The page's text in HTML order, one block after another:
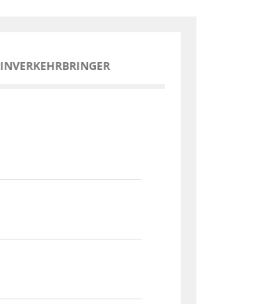
INVERKEHRBRINGER